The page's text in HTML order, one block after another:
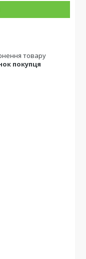
товару
покупця